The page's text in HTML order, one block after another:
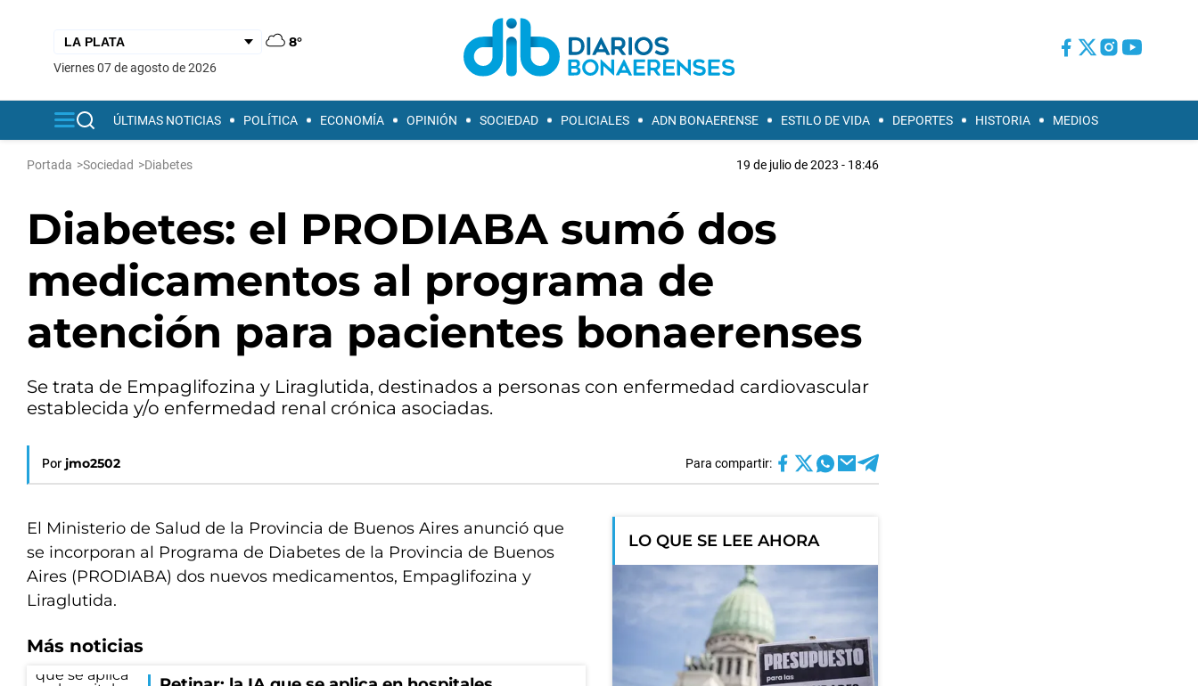
8°
viernes 07 de agosto de 2026
ÚLTIMAS NOTICIAS POLÍTICA ECONOMÍA OPINIÓN SOCIEDAD POLICIALES ADN BONAERENSE ESTILO DE VIDA DEPORTES HISTORIA MEDIOS
Portada >Sociedad >Diabetes 19 de julio de 2023 - 18:46
Diabetes: el PRODIABA sumó dos
medicamentos al programa de
atención para pacientes bonaerenses
Se trata de Empaglifozina y Liraglutida, destinados a personas con enfermedad cardiovascular
establecida y/o enfermedad renal crónica asociadas.
Por jmo2502 Para compartir:
El Ministerio de Salud de la Provincia de Buenos Aires anunció que
se incorporan al Programa de Diabetes de la Provincia de Buenos
Aires (PRODIABA) dos nuevos medicamentos, Empaglifozina y
Liraglutida.
Más noticias
LO QUE SE LEE AHORA